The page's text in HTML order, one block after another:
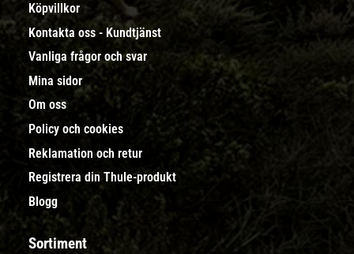
Köpvillkor
Kontakta oss - Kundtjänst
Vanliga frågor och svar
Mina sidor
Om oss
Policy och cookies
Reklamation och retur
Registrera din Thule-produkt
Blogg
Sortiment